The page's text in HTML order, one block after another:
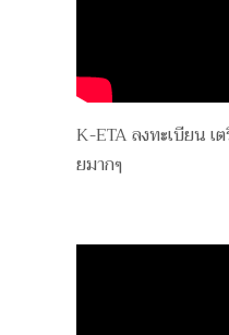
K-ETA ลงทะเบียน เ
ยมากๆ